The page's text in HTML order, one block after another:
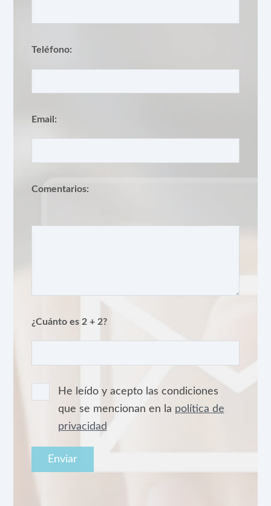
Teléfono:
Email:
Comentarios:
¿Cuánto es 2 + 2?
He leído y acepto las condiciones
que se mencionan en la política de
privacidad